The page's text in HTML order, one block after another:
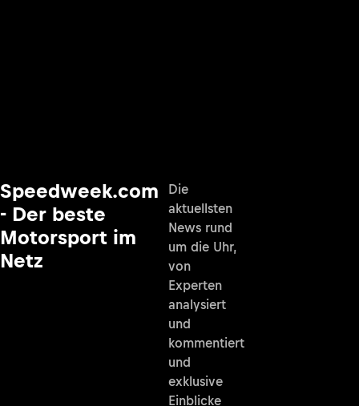
Speedweek.com
- Der beste
Motorsport im
Netz
Die
aktuellsten
News rund
um die Uhr,
von
Experten
analysiert
und
kommentiert
und
exklusive
Einblicke